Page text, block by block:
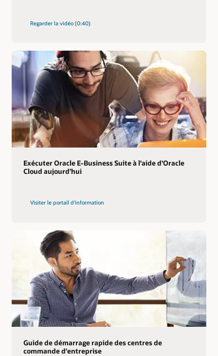
Regarder la vidéo (0:40)
Exécuter Oracle E-Business Suite à l'aide d'Oracle
Cloud aujourd’hui
Visiter le portail d'information
Guide de démarrage rapide des centres de
commande d'entreprise